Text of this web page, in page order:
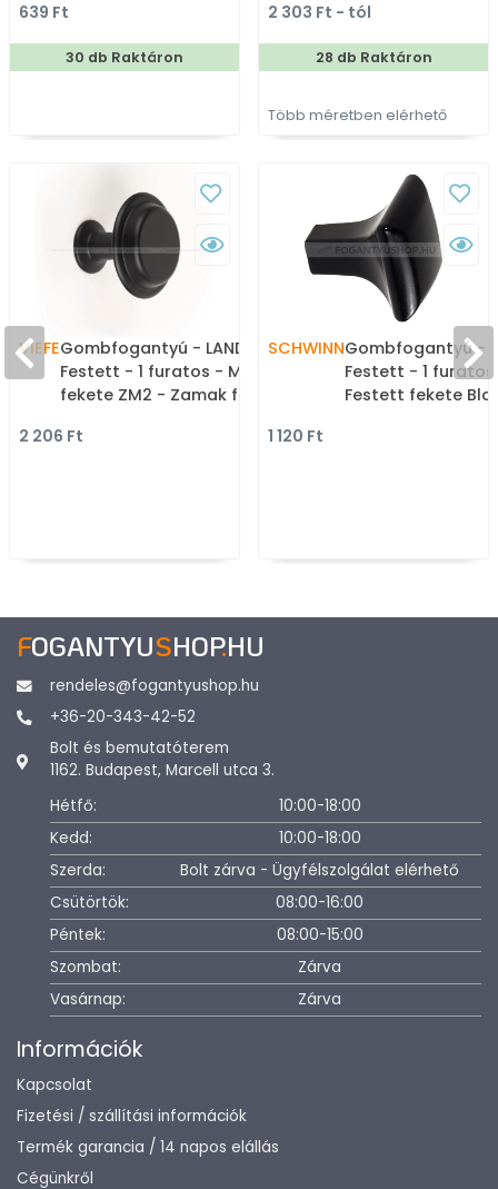
gombfogantyú,
bútorgomb
639 Ft
30 db Raktáron
fém fogantyú
2 303 Ft - tól
28 db Raktáron
Több méretben elérhető
VIEFEGombfogantyú - LAND
Festett - 1 furatos - Matt
fekete ZM2 - Zamak fém
gombfogantyú,
2 206 Ft
SCHWINNGombfogantyú -
Festett - 1
Festett fekete
1 120 Ft
FOGANTYUSHOP.HU
rendeles@fogantyushop.hu
+36-20-343-42-52
Bolt és bemutatóterem
1162. Budapest, Marcell utca 3.
Hétfő:
10:00-18:00
Kedd:
10:00-18:00
Szerda:
Bolt zárva - Ügyfélszolgálat elérhető
Csütörtök:
08:00-16:00
Péntek:
08:00-15:00
Szombat:
Zárva
Vasárnap:
Zárva
Információk
Kapcsolat
Fizetési / szállítási információk
Termék garancia / 14 napos elállás
Cégünkről